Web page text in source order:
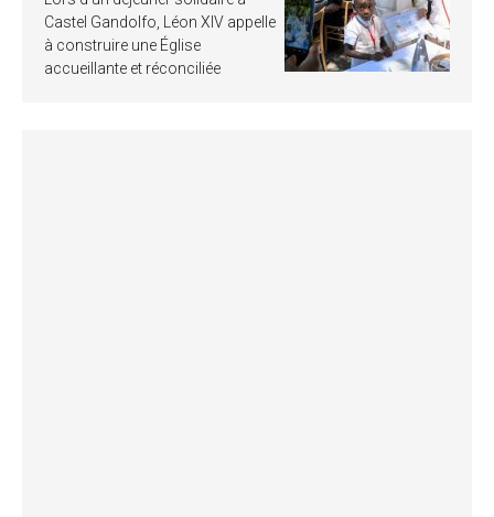
Castel Gandolfo, Léon XIV appelle
à construire une Église
accueillante et réconciliée